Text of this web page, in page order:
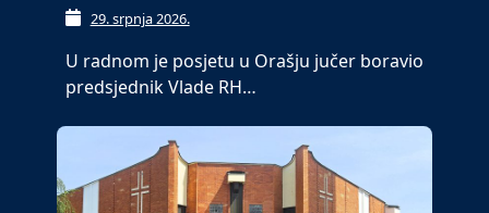
29. srpnja 2026.
U radnom je posjetu u Orašju jučer boravio
predsjednik Vlade RH…